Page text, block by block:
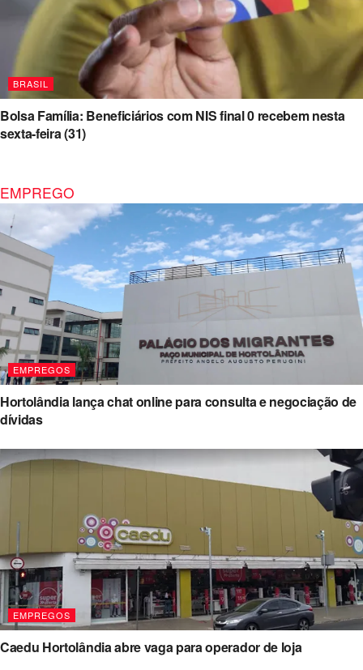
BRASIL
Bolsa Família: Beneficiários com NIS final 0 recebem nesta
sexta-feira (31)
EMPREGO
EMPREGOS
Hortolândia lança chat online para consulta e negociação de
dívidas
EMPREGOS
Caedu Hortolândia abre vaga para operador de loja